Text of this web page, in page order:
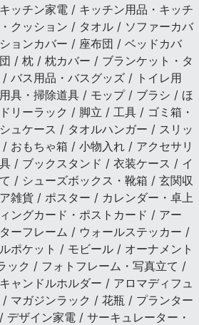
ッチン家電 / キッチン用品・キッチ
クッション / タオル / ソファーカバ
ョンカバー / 座布団 / ベッドカバ
/ 枕 / 枕カバー / ブランケット・タ
バス用品・バスグッズ / トイレ用
具・掃除道具 / モップ / ブラシ / ほ
リーラック / 脚立 / 工具 / ゴミ箱・
ュケース / タオルハンガー / スリッ
おもちゃ箱 / 小物入れ / アクセサリ
/ ブックスタンド / 衣装ケース / イ
/ シューズボックス・靴箱 / 玄関収
雑貨 / ポスター / カレンダー・卓上
ングカード・ポストカード / アー
ーフレーム / ウォールステッカー /
ポケット / モビール / オーナメント
ック / フォトフレーム・写真立て /
ャンドルホルダー / アロマディフュ
マガジンラック / 花瓶 / プランター
ザイン家電 / サーキュレーター・